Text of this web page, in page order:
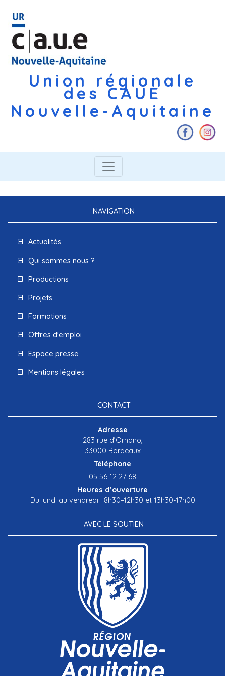
Union régionale
des CAUE
Nouvelle-Aquitaine
NAVIGATION
Actualités
Qui sommes nous ?
Productions
Projets
Formations
Offres d'emploi
Espace presse
Mentions légales
CONTACT
Adresse
283 rue d’Ornano,
33000 Bordeaux
Téléphone
05 56 12 27 68
Heures d’ouverture
Du lundi au vendredi : 8h30–12h30 et 13h30-17h00
AVEC LE SOUTIEN